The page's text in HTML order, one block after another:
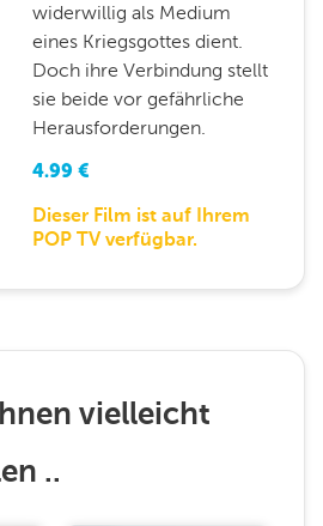
widerwillig als Medium
eines Kriegsgottes dient.
Doch ihre Verbindung stellt
sie beide vor gefährliche
Herausforderungen.
4.99 €
Dieser Film ist auf Ihrem
POP TV verfügbar.
vielleicht
..